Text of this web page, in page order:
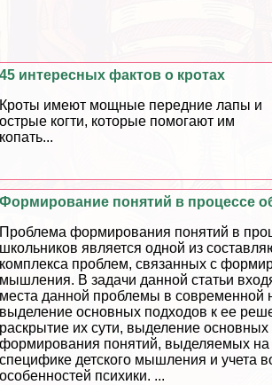
45 интересных фактов о кротах
Кроты имеют мощные передние лапы и
острые когти, которые помогают им
копать...
Формирование понятий в процессе
Проблема формирования понятий в
школьников является одной из
комплекса проблем, связанных с
мышления. В задачи данной статьи
места данной проблемы в современной
выделение основных подходов к ее
раскрытие их сути, выделение основных
формирования понятий, выделяемых на
специфике детского мышления и учета
особенностей психики. ...